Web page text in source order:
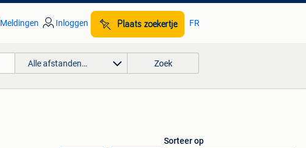
Meldingen Inloggen Plaats zoekertje FR
Alle afstanden… Zoek
Sorteer op